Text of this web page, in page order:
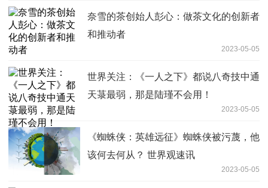
奈雪的茶创始人彭心：做茶文化的创新者
和推动者
2023-05-05
世界关注：《一人之下》都说八奇技中通
天菉最弱，那是陆瑾不会用！
2023-05-05
《蜘蛛侠：英雄远征》蜘蛛侠被污蔑，他
该何去何从？ 世界观速讯
2023-05-05